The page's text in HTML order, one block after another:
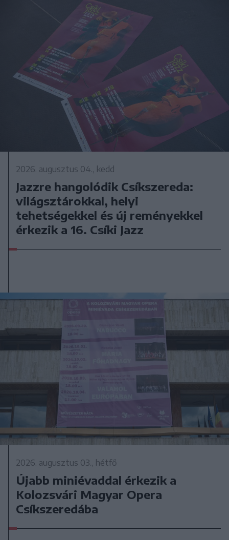
2026. augusztus 04., kedd
Jazzre hangolódik Csíkszereda:
világsztárokkal, helyi
tehetségekkel és új reményekkel
érkezik a 16. Csíki Jazz
2026. augusztus 03., hétfő
Újabb miniévaddal érkezik a
Kolozsvári Magyar Opera
Csíkszeredába